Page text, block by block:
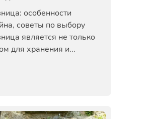
особенности
советы по выбору
является не только
для хранения и...